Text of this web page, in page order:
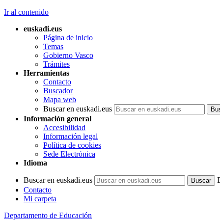
Ir al contenido
euskadi.eus
Página de inicio
Temas
Gobierno Vasco
Trámites
Herramientas
Contacto
Buscador
Mapa web
Buscar en euskadi.eus
Información general
Accesibilidad
Información legal
Política de cookies
Sede Electrónica
Idioma
Buscar en euskadi.eus
Contacto
Mi carpeta
Departamento de Educación